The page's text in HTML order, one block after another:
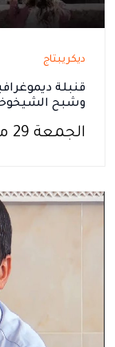
ديكريبتاج
قنبلة
وشبح
الجمعة 29 ماي 2026